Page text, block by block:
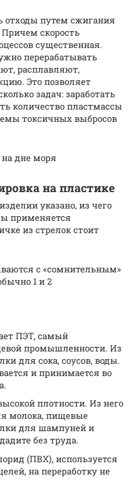
путем сжигания
Причем скорость
существенная.
перерабатывать
расплавляют,
Это позволяет
задач: заработать
количество пластмассы
токсичных выбросов
дне моря
на пластике
указано, из чего
применяется
из стрелок стоит
с «сомнительным»
1 и 2
ПЭТ, самый
промышленности. Из
для сока, соусов, воды.
и принимается во
плотности. Из него
молока, пищевые
для шампуней и
без труда.
(ПВХ), используется
на переработку не